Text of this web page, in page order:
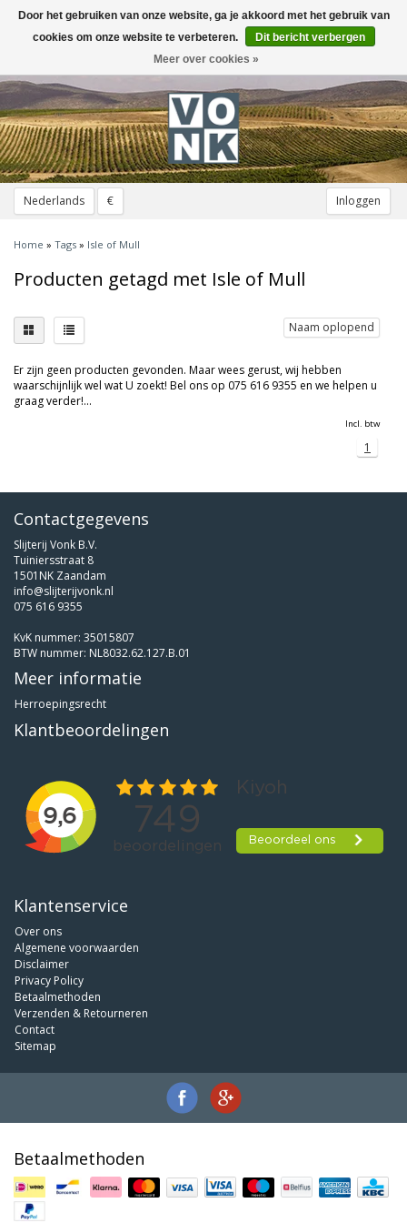
Nederlands € Inloggen
Toggle
navigation
Home » Tags » Isle of Mull
Producten getagd met Isle of Mull
Naam oplopend
Er zijn geen producten gevonden. Maar wees gerust, wij hebben
waarschijnlijk wel wat U zoekt! Bel ons op 075 616 9355 en we helpen u
graag verder!...
Incl. btw
1
Contactgegevens
Slijterij Vonk B.V.
Tuiniersstraat 8
1501NK Zaandam
info@slijterijvonk.nl
075 616 9355
KvK nummer: 35015807
BTW nummer: NL8032.62.127.B.01
Meer informatie
Herroepingsrecht
Klantbeoordelingen
Klantenservice
Over ons
Algemene voorwaarden
Disclaimer
Privacy Policy
Betaalmethoden
Verzenden & Retourneren
Contact
Sitemap
Betaalmethoden
Door het gebruiken van onze website, ga je akkoord met het gebruik van
cookies om onze website te verbeteren.
Dit bericht verbergen
Meer over cookies »